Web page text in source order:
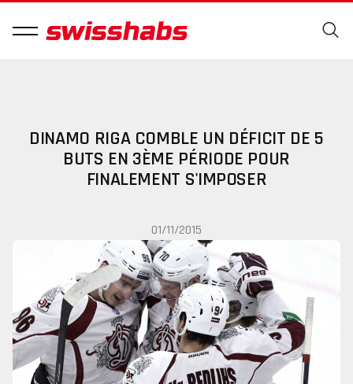
DINAMO RIGA COMBLE UN DÉFICIT DE 5
BUTS EN 3ÈME PÉRIODE POUR
FINALEMENT S'IMPOSER
01/11/2015